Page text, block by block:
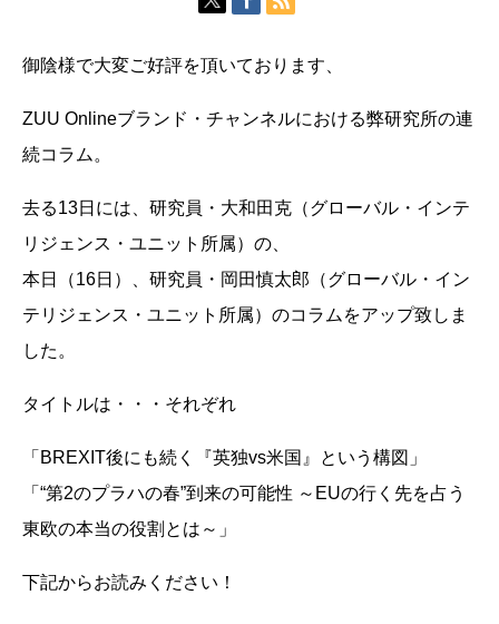
御陰様で大変ご好評を頂いております、
ZUU Onlineブランド・チャンネルにおける弊研究所の連
続コラム。
去る13日には、研究員・大和田克（グローバル・インテ
リジェンス・ユニット所属）の、
本日（16日）、研究員・岡田慎太郎（グローバル・イン
テリジェンス・ユニット所属）のコラムをアップ致しま
した。
タイトルは・・・それぞれ
「BREXIT後にも続く『英独vs米国』という構図」
「“第2のプラハの春”到来の可能性 ～EUの行く先を占う
東欧の本当の役割とは～」
下記からお読みください！